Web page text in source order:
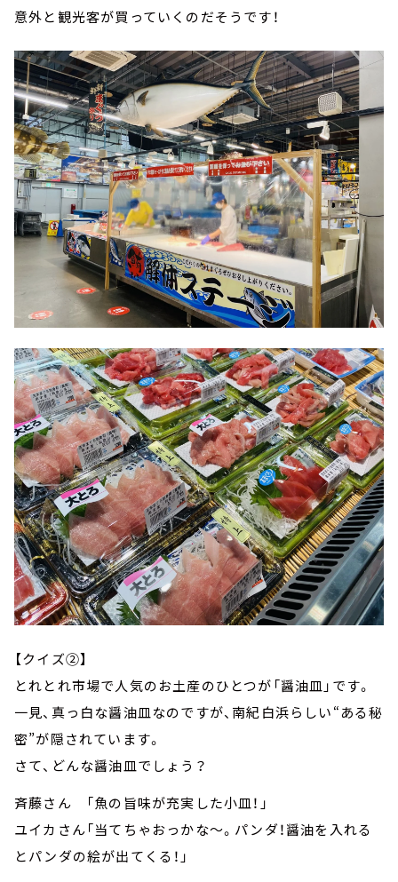
意外と観光客が買っていくのだそうです！
【クイズ②】
とれとれ市場で人気のお土産のひとつが「醤油皿」です。
一見、真っ白な醤油皿なのですが、南紀白浜らしい“ある秘
密”が隠されています。
さて、どんな醤油皿でしょう？
斉藤さん 「魚の旨味が充実した小皿！」
ユイカさん「当てちゃおっかな～。パンダ！醤油を入れる
とパンダの絵が出てくる！」